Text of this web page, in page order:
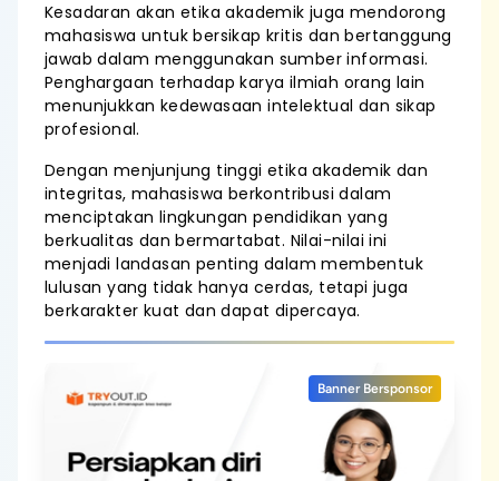
Kesadaran akan etika akademik juga mendorong
mahasiswa untuk bersikap kritis dan bertanggung
jawab dalam menggunakan sumber informasi.
Penghargaan terhadap karya ilmiah orang lain
menunjukkan kedewasaan intelektual dan sikap
profesional.
Dengan menjunjung tinggi etika akademik dan
integritas, mahasiswa berkontribusi dalam
menciptakan lingkungan pendidikan yang
berkualitas dan bermartabat. Nilai-nilai ini
menjadi landasan penting dalam membentuk
lulusan yang tidak hanya cerdas, tetapi juga
berkarakter kuat dan dapat dipercaya.
Banner Bersponsor